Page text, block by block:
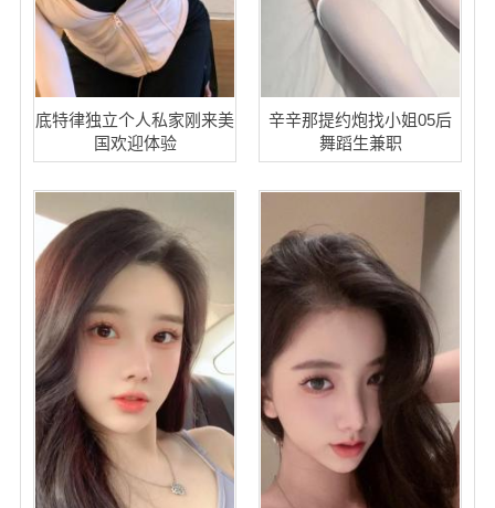
底特律独立个人私家刚来美
国欢迎体验
辛辛那提约炮找小姐05后
舞蹈生兼职